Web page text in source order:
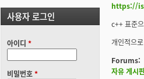
https://
c++ 표준
개인적으
Forums:
자유 게시
사용자 로그인
아이디 *
비밀번호*